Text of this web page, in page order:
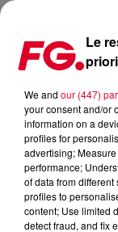
BOB SINCLAR ET
Publié : 9
Le
We and our (447)
your consent and/or
information on a
profiles for
advertising;
performance;
of data from
profiles to
content; Use limited
detect fraud, and fix